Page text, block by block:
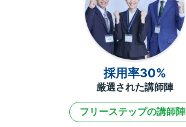
採用率30%
厳選された講師陣
フリーステップの講師陣